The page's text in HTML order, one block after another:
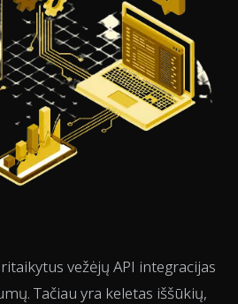
vežėjų API integracijas
Tačiau yra keletas iššūkių,